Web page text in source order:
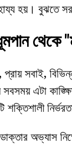
হয়। বুঝতে
থেকে
প্রায় সবাই,
সবসময় এটা
শক্তিশালী
অভ্যাস